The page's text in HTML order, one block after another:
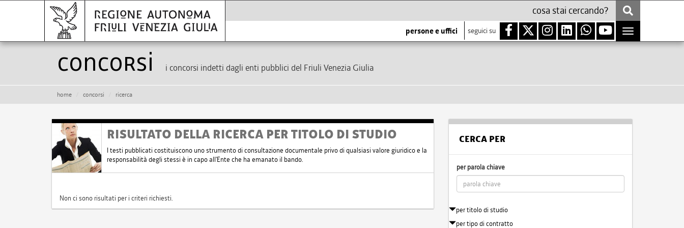
persone e uffici seguici su
Toggle
navigation
Concorsi i concorsi indetti dagli enti pubblici del Friuli Venezia Giulia
home concorsi ricerca
RISULTATO DELLA RICERCA PER TITOLO DI STUDIO
I testi pubblicati costituiscono uno strumento di consultazione documentale privo di qualsiasi valore giuridico e la
responsabilità degli stessi è in capo all'Ente che ha emanato il bando.
Non ci sono risultati per i criteri richiesti.
CERCA PER
per parola chiave
per titolo di studio
per tipo di contratto